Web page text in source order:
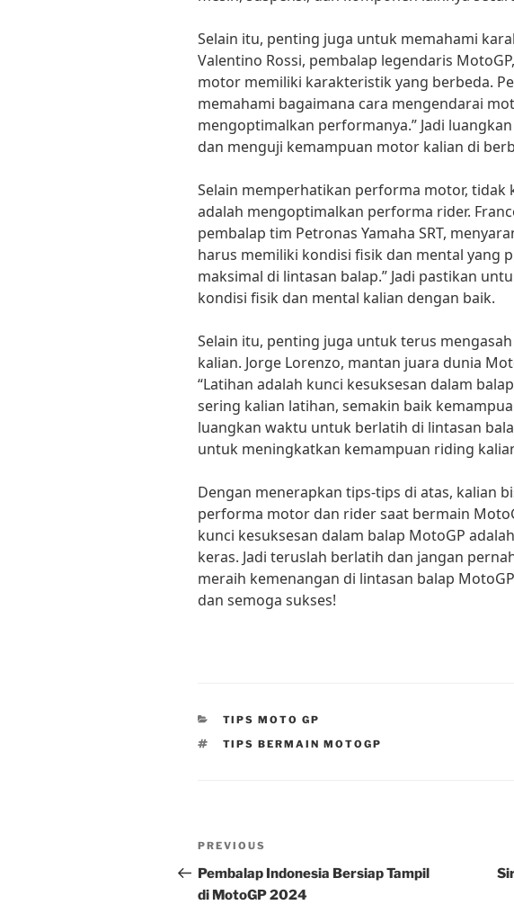
Selain itu, penting juga untuk memahami
Valentino Rossi, pembalap legendaris
motor memiliki karakteristik yang berbeda.
memahami bagaimana cara mengendarai
mengoptimalkan performanya.” Jadi
dan menguji kemampuan motor kalian di
Selain memperhatikan performa motor, tidak
adalah mengoptimalkan performa rider.
pembalap tim Petronas Yamaha SRT,
harus memiliki kondisi fisik dan mental yang
maksimal di lintasan balap.” Jadi pastikan
kondisi fisik dan mental kalian dengan baik.
Selain itu, penting juga untuk terus
kalian. Jorge Lorenzo, mantan juara dunia
“Latihan adalah kunci kesuksesan dalam
sering kalian latihan, semakin baik
luangkan waktu untuk berlatih di lintasan
untuk meningkatkan kemampuan riding
Dengan menerapkan tips-tips di atas, kalian
performa motor dan rider saat bermain
kunci kesuksesan dalam balap MotoGP
keras. Jadi teruslah berlatih dan jangan
meraih kemenangan di lintasan balap
dan semoga sukses!
CATEGORIES
TIPS MOTO GP
TAGS
TIPS BERMAIN MOTOGP
Post
navigation
Previous
Post
PREVIOUS
Pembalap Indonesia Bersiap Tampil
di MotoGP 2024